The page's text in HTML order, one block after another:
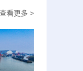
查看更多 >